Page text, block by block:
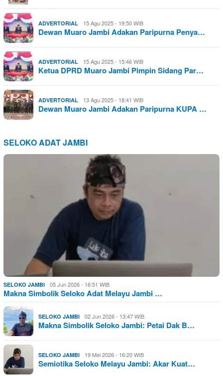
ADVERTORIAL 15 Agu 2025 - 19:50 WIB
Dewan Muaro Jambi Adakan Paripurna Penya…
ADVERTORIAL 15 Agu 2025 - 15:46 WIB
Ketua DPRD Muaro Jambi Pimpin Sidang Par…
ADVERTORIAL 13 Agu 2025 - 18:41 WIB
Dewan Muaro Jambi Adakan Paripurna KUPA …
SELOKO ADAT JAMBI
SELOKO JAMBI 05 Jun 2026 - 16:51 WIB
Makna Simbolik Seloko Adat Melayu Jambi …
SELOKO JAMBI 02 Jun 2026 - 13:47 WIB
Makna Simbolik Seloko Jambi: Petai Dak B…
SELOKO JAMBI 19 Mei 2026 - 16:20 WIB
Semiotika Seloko Melayu Jambi: Akar Kuat…